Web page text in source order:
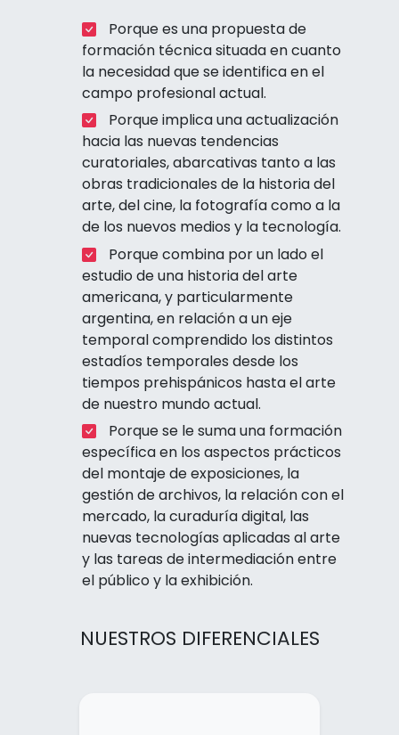
Porque es una propuesta de
formación técnica situada en cuanto
la necesidad que se identifica en el
campo profesional actual.
Porque implica una actualización
hacia las nuevas tendencias
curatoriales, abarcativas tanto a las
obras tradicionales de la historia del
arte, del cine, la fotografía como a la
de los nuevos medios y la tecnología.
Porque combina por un lado el
estudio de una historia del arte
americana, y particularmente
argentina, en relación a un eje
temporal comprendido los distintos
estadíos temporales desde los
tiempos prehispánicos hasta el arte
de nuestro mundo actual.
Porque se le suma una formación
específica en los aspectos prácticos
del montaje de exposiciones, la
gestión de archivos, la relación con el
mercado, la curaduría digital, las
nuevas tecnologías aplicadas al arte
y las tareas de intermediación entre
el público y la exhibición.
NUESTROS DIFERENCIALES